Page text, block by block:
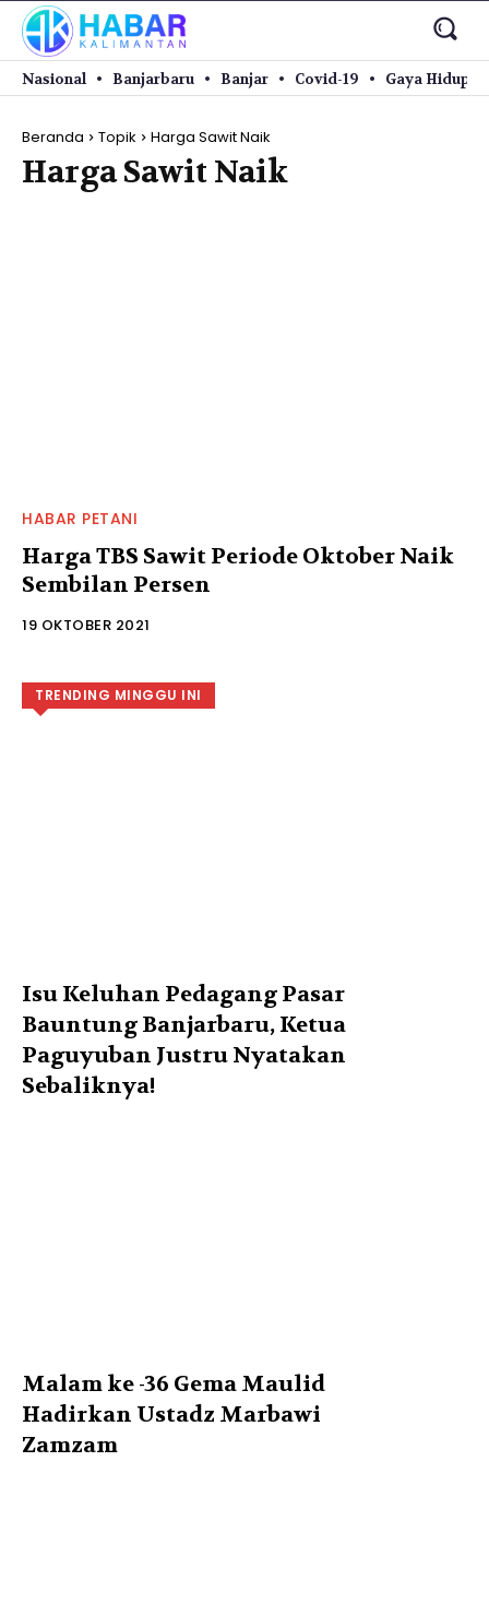
Nasional Banjarbaru Banjar Covid-19 Gaya Hidup
Beranda Topik Harga Sawit Naik
Harga Sawit Naik
HABAR PETANI
Harga TBS Sawit Periode Oktober Naik
Sembilan Persen
19 OKTOBER 2021
TRENDING MINGGU INI
Isu Keluhan Pedagang Pasar
Bauntung Banjarbaru, Ketua
Paguyuban Justru Nyatakan
Sebaliknya!
Malam ke -36 Gema Maulid
Hadirkan Ustadz Marbawi
Zamzam